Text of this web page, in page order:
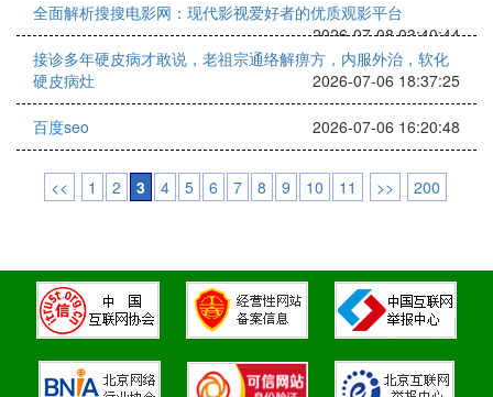
全面解析搜搜电影网：现代影视爱好者的优质观影平台
2026-07-08 03:40:44
接诊多年硬皮病才敢说，老祖宗通络解痹方，内服外治，软化
硬皮病灶
2026-07-06 18:37:25
百度seo 2026-07-06 16:20:48
<< 1 2 3 4 5 6 7 8 9 10 11 >> 200